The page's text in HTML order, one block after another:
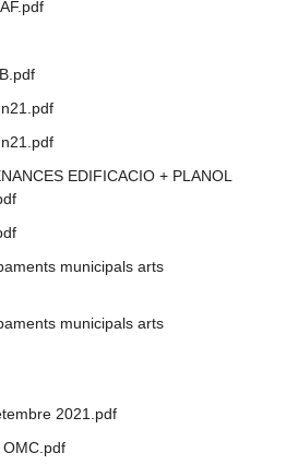
EDIFICACIO + PLANOL
municipals arts
municipals arts
2021.pdf
OMC.pdf